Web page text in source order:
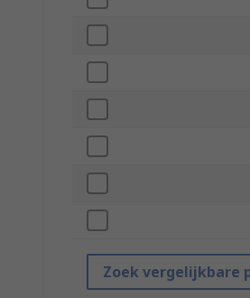
Zoek vergelijkbare